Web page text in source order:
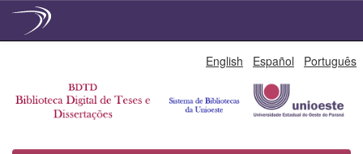
English Español Português